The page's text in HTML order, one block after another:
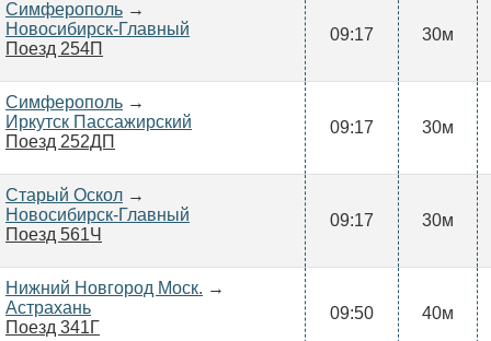
Симферополь →
Новосибирск-Главный
Поезд 254П
09:17 30м
Симферополь →
Иркутск Пассажирский
Поезд 252ДП
09:17 30м
Старый Оскол →
Новосибирск-Главный
Поезд 561Ч
09:17 30м
Нижний Новгород Моск. →
Астрахань
Поезд 341Г
09:50 40м